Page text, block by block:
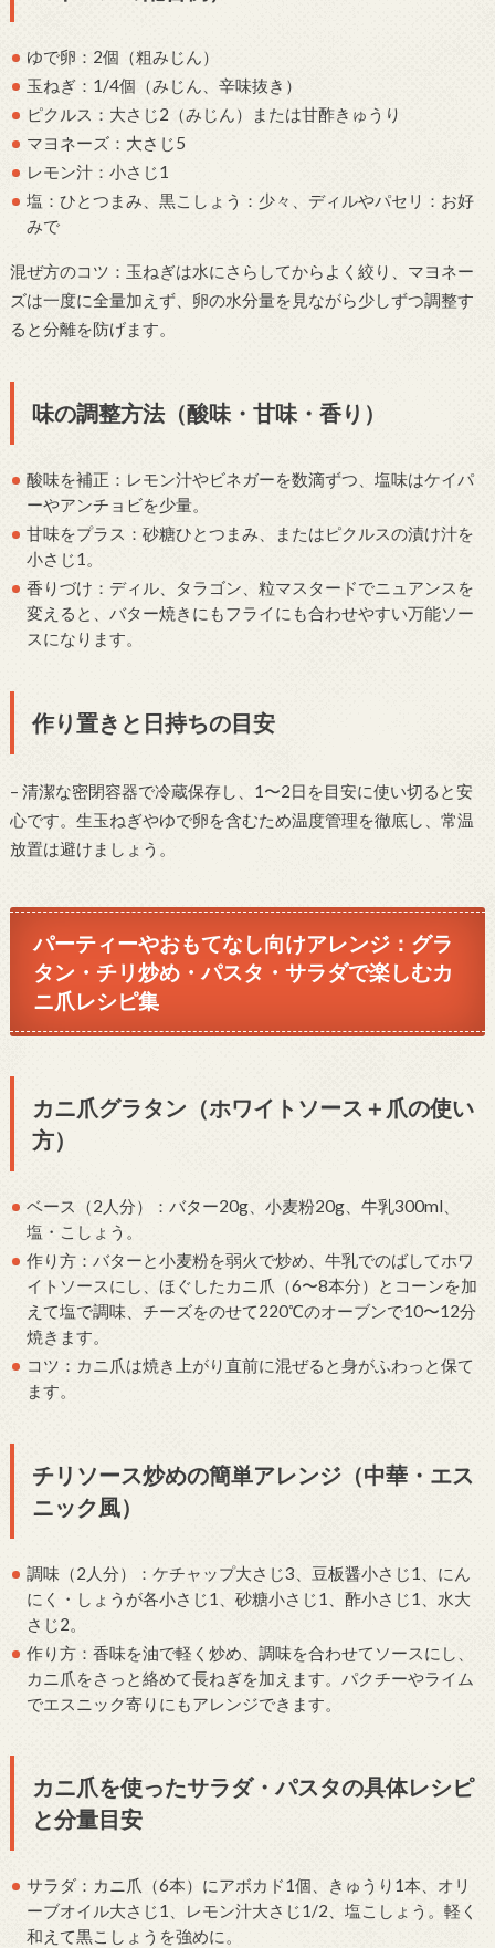
ゆで卵：2個（粗みじん）
玉ねぎ：1/4個（みじん、辛味抜き）
ピクルス：大さじ2（みじん）または甘酢きゅうり
マヨネーズ：大さじ5
レモン汁：小さじ1
塩：ひとつまみ、黒こしょう：少々、ディルやパセリ：お好
みで
混ぜ方のコツ：玉ねぎは水にさらしてからよく絞り、マヨネー
ズは一度に全量加えず、卵の水分量を見ながら少しずつ調整す
ると分離を防げます。
味の調整方法（酸味・甘味・香り）
酸味を補正：レモン汁やビネガーを数滴ずつ、塩味はケイパ
ーやアンチョビを少量。
甘味をプラス：砂糖ひとつまみ、またはピクルスの漬け汁を
小さじ1。
香りづけ：ディル、タラゴン、粒マスタードでニュアンスを
変えると、バター焼きにもフライにも合わせやすい万能ソー
スになります。
作り置きと日持ちの目安
– 清潔な密閉容器で冷蔵保存し、1〜2日を目安に使い切ると安
心です。生玉ねぎやゆで卵を含むため温度管理を徹底し、常温
放置は避けましょう。
パーティーやおもてなし向けアレンジ：グラ
タン・チリ炒め・パスタ・サラダで楽しむカ
ニ爪レシピ集
カニ爪グラタン（ホワイトソース＋爪の使い
方）
ベース（2人分）：バター20g、小麦粉20g、牛乳300ml、
塩・こしょう。
作り方：バターと小麦粉を弱火で炒め、牛乳でのばしてホワ
イトソースにし、ほぐしたカニ爪（6〜8本分）とコーンを加
えて塩で調味、チーズをのせて220℃のオーブンで10〜12分
焼きます。
コツ：カニ爪は焼き上がり直前に混ぜると身がふわっと保て
ます。
チリソース炒めの簡単アレンジ（中華・エス
ニック風）
調味（2人分）：ケチャップ大さじ3、豆板醤小さじ1、にん
にく・しょうが各小さじ1、砂糖小さじ1、酢小さじ1、水大
さじ2。
作り方：香味を油で軽く炒め、調味を合わせてソースにし、
カニ爪をさっと絡めて長ねぎを加えます。パクチーやライム
でエスニック寄りにもアレンジできます。
カニ爪を使ったサラダ・パスタの具体レシピ
と分量目安
サラダ：カニ爪（6本）にアボカド1個、きゅうり1本、オリ
ーブオイル大さじ1、レモン汁大さじ1/2、塩こしょう。軽く
和えて黒こしょうを強めに。